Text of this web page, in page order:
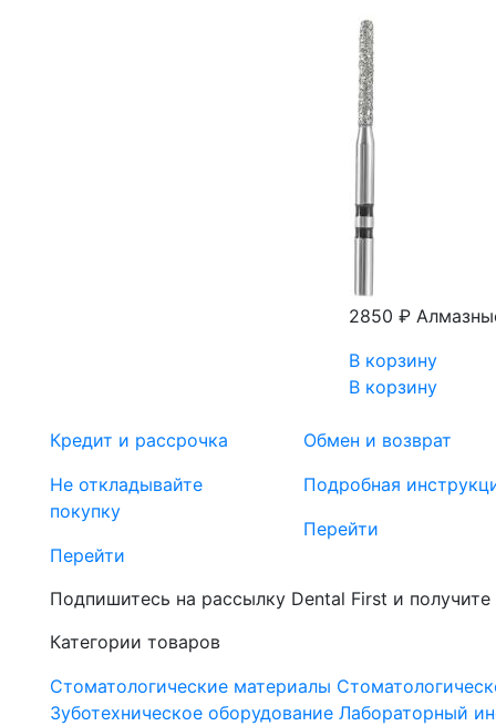
2850 ₽
В корзину
В корзину
Кредит и рассрочка
Не откладывайте
покупку
Перейти
Обмен и возврат
Подробная
Перейти
Подпишитесь на рассылку Dental First и
Категории товаров
Стоматологические материалы
Зуботехническое оборудование Лабораторный